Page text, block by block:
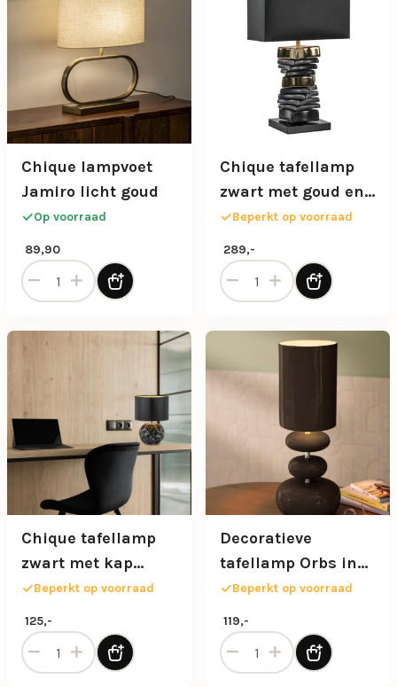
Chique lampvoet
Jamiro licht goud
Op voorraad
89,90
Chique lampvoet Jamiro licht goud aantal
Chique tafellamp
zwart met goud en
rechthoekige kap
Beperkt op voorraad
289,-
Chique tafellamp zwart
Chique tafellamp
zwart met kap
zwart/goud
Beperkt op voorraad
125,-
Chique tafellamp zwart met kap zwart/goud aantal
Decoratieve
tafellamp Orbs in
donkerbruin
glazuur
Beperkt op voorraad
119,-
Decoratieve tafellamp